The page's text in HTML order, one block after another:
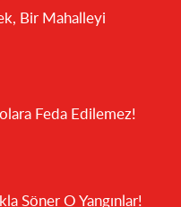
Bir Mahalleyi
Feda Edilemez!
Söner O Yangınlar!